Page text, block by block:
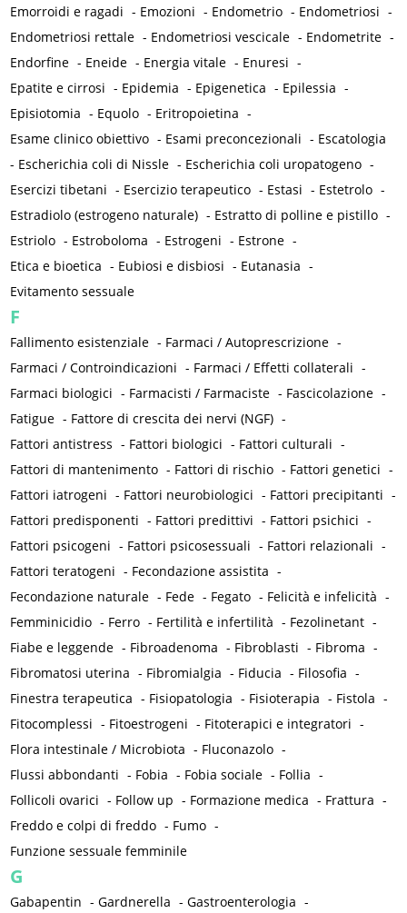
Emorroidi e ragadi - Emozioni - Endometrio - Endometriosi -
Endometriosi rettale - Endometriosi vescicale - Endometrite -
Endorfine - Eneide - Energia vitale - Enuresi -
Epatite e cirrosi - Epidemia - Epigenetica - Epilessia -
Episiotomia - Equolo - Eritropoietina -
Esame clinico obiettivo - Esami preconcezionali - Escatologia
- Escherichia coli di Nissle - Escherichia coli uropatogeno -
Esercizi tibetani - Esercizio terapeutico - Estasi - Estetrolo -
Estradiolo (estrogeno naturale) - Estratto di polline e pistillo -
Estriolo - Estroboloma - Estrogeni - Estrone -
Etica e bioetica - Eubiosi e disbiosi - Eutanasia -
Evitamento sessuale
F
Fallimento esistenziale - Farmaci / Autoprescrizione -
Farmaci / Controindicazioni - Farmaci / Effetti collaterali -
Farmaci biologici - Farmacisti / Farmaciste - Fascicolazione -
Fatigue - Fattore di crescita dei nervi (NGF) -
Fattori antistress - Fattori biologici - Fattori culturali -
Fattori di mantenimento - Fattori di rischio - Fattori genetici -
Fattori iatrogeni - Fattori neurobiologici - Fattori precipitanti -
Fattori predisponenti - Fattori predittivi - Fattori psichici -
Fattori psicogeni - Fattori psicosessuali - Fattori relazionali -
Fattori teratogeni - Fecondazione assistita -
Fecondazione naturale - Fede - Fegato - Felicità e infelicità -
Femminicidio - Ferro - Fertilità e infertilità - Fezolinetant -
Fiabe e leggende - Fibroadenoma - Fibroblasti - Fibroma -
Fibromatosi uterina - Fibromialgia - Fiducia - Filosofia -
Finestra terapeutica - Fisiopatologia - Fisioterapia - Fistola -
Fitocomplessi - Fitoestrogeni - Fitoterapici e integratori -
Flora intestinale / Microbiota - Fluconazolo -
Flussi abbondanti - Fobia - Fobia sociale - Follia -
Follicoli ovarici - Follow up - Formazione medica - Frattura -
Freddo e colpi di freddo - Fumo -
Funzione sessuale femminile
G
Gabapentin -Gardnerella -Gastroenterologia -